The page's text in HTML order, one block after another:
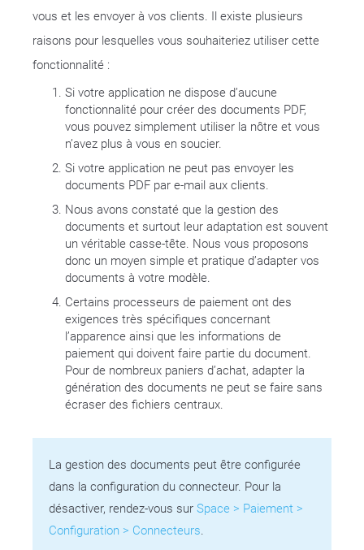
vous et les envoyer à vos clients. Il existe plusieurs
raisons pour lesquelles vous souhaiteriez utiliser cette
fonctionnalité :
Si votre application ne dispose d’aucune
fonctionnalité pour créer des documents PDF,
vous pouvez simplement utiliser la nôtre et vous
n’avez plus à vous en soucier.
Si votre application ne peut pas envoyer les
documents PDF par e-mail aux clients.
Nous avons constaté que la gestion des
documents et surtout leur adaptation est souvent
un véritable casse-tête. Nous vous proposons
donc un moyen simple et pratique d’adapter vos
documents à votre modèle.
Certains processeurs de paiement ont des
exigences très spécifiques concernant
l’apparence ainsi que les informations de
paiement qui doivent faire partie du document.
Pour de nombreux paniers d’achat, adapter la
génération des documents ne peut se faire sans
écraser des fichiers centraux.
La gestion des documents peut être configurée
dans la configuration du connecteur. Pour la
désactiver, rendez-vous sur Space > Paiement >
Configuration > Connecteurs.